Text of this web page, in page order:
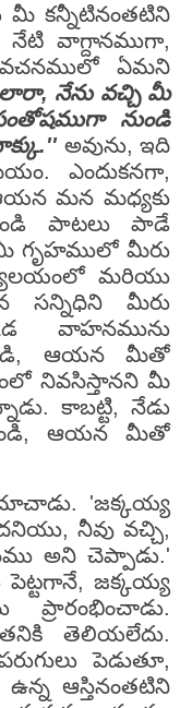
మీ కన్నీటినంతటిని
నేటి వాగ్దానముగా,
వచనములో ఏమని
నేను వచ్చి మీ
నుండి
అవును, ఇది
ఎందుకనగా,
మన మధ్యకు
ఉండి పాటలు పాడే
గృహములో మీరు
మరియు
సన్నిధిని మీరు
వాహనమును
ఆయన మీతో
నివసిస్తానని మీ
కాబట్టి, నేడు
ఆయన మీతో
'జక్కయ్య
నీవు వచ్చి,
అని చెప్పాడు.'
జక్కయ్య
తెలియలేదు.
పెడుతూ,
ఆస్తినంతటిని